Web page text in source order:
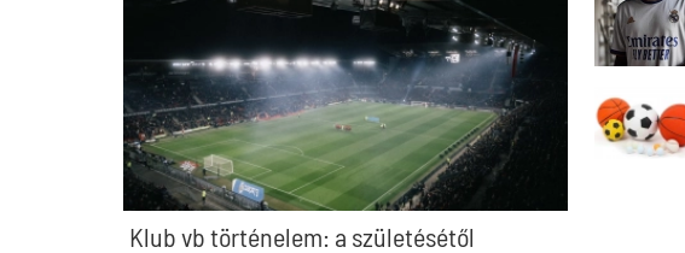
Klub vb történelem: a születésétől